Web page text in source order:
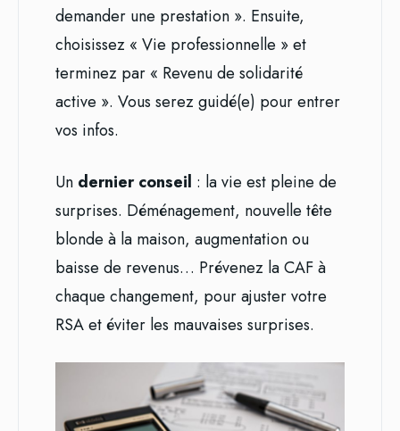
demander une prestation ». Ensuite,
choisissez « Vie professionnelle » et
terminez par « Revenu de solidarité
active ». Vous serez guidé(e) pour entrer
vos infos.
Un dernier conseil : la vie est pleine de
surprises. Déménagement, nouvelle tête
blonde à la maison, augmentation ou
baisse de revenus… Prévenez la CAF à
chaque changement, pour ajuster votre
RSA et éviter les mauvaises surprises.